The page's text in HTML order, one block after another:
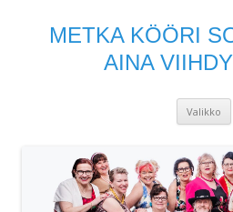
METKA KÖÖRI
AINA
Valikko